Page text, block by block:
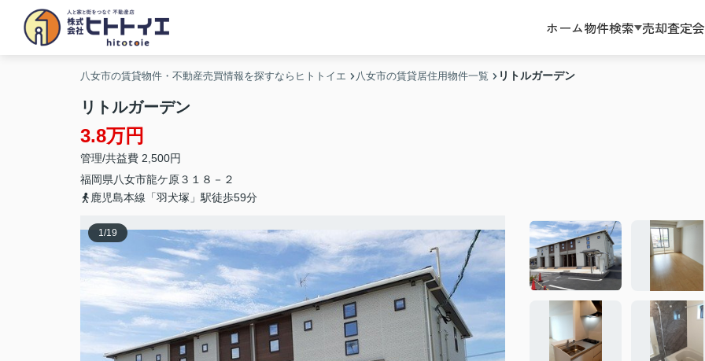
ホーム物件検索 売却査定
八女市の賃貸物件・不動産売買情報を探すならヒトトイエ 八女市の賃貸居住用物件一覧 リトルガーデン
リトルガーデン
3.8万円
管理/共益費 2,500円
福岡県八女市龍ケ原３１８－２
鹿児島本線「羽犬塚」駅徒歩59分
1/19